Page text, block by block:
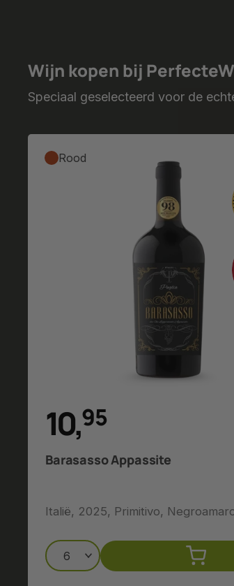
Wijn kopen bij
Speciaal geselecteerd voor de
Rood
10,95
Barasasso Appassite
Italië, 2025, Primitivo,